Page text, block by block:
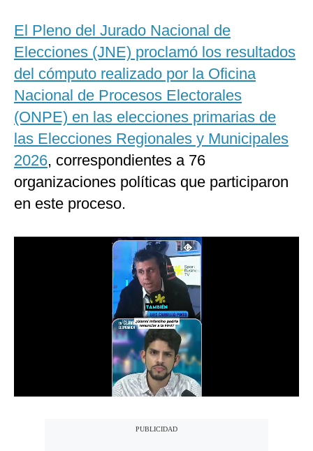
EEUU
México
España
Internacional
Tecnología
Club del Suscriptor
El Pleno del Jurado Nacional de
Elecciones (JNE) proclamó los resultados
del cómputo realizado por la Oficina
Nacional de Procesos Electorales
(ONPE) en las elecciones primarias de
las Elecciones Regionales y Municipales
2026, correspondientes a 76
organizaciones políticas que participaron
en este proceso.